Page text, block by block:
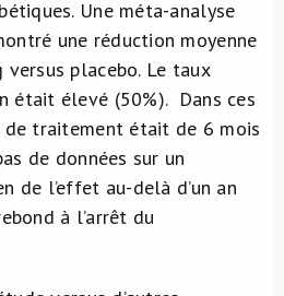
Une méta-analyse
une réduction moyenne
placebo. Le taux
était élevé (50%). Dans ces
de traitement était de 6 mois
de données sur un
de l’effet au-delà d’un an
à l’arrêt du